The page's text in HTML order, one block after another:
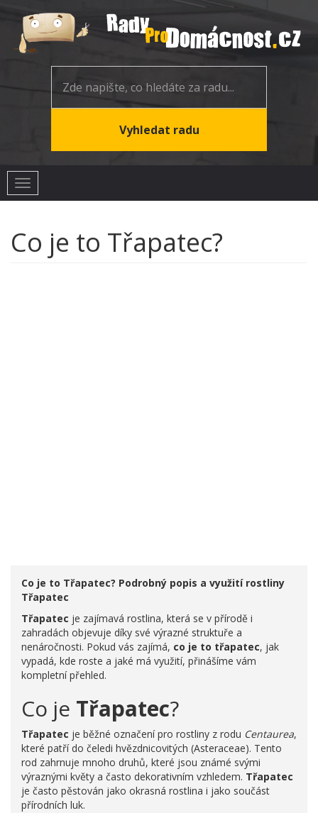
Toggle
navigation
Co je to Třapatec?
Co je to Třapatec? Podrobný popis a využití rostliny
Třapatec
Třapatec je zajímavá rostlina, která se v přírodě i
zahradách objevuje díky své výrazné struktuře a
nenáročnosti. Pokud vás zajímá, co je to třapatec, jak
vypadá, kde roste a jaké má využití, přinášíme vám
kompletní přehled.
Co je Třapatec?
Třapatec je běžné označení pro rostliny z rodu Centaurea,
které patří do čeledi hvězdnicovitých (Asteraceae). Tento
rod zahrnuje mnoho druhů, které jsou známé svými
výraznými květy a často dekorativním vzhledem. Třapatec
je často pěstován jako okrasná rostlina i jako součást
přírodních luk.